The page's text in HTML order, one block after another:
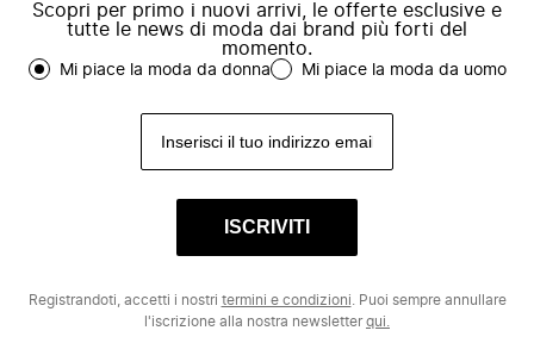
Scopri per primo i nuovi arrivi, le offerte esclusive e
tutte le news di moda dai brand più forti del
momento.
Mi piace la moda da donna Mi piace la moda da uomo
ISCRIVITI
Registrandoti, accetti i nostri termini e condizioni . Puoi sempre annullare
l'iscrizione alla nostra newsletterqui.